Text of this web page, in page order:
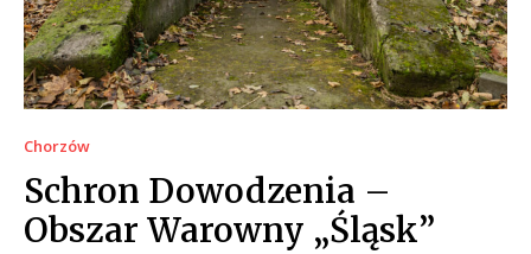
Chorzów
Schron Dowodzenia –
Obszar Warowny „Śląsk”